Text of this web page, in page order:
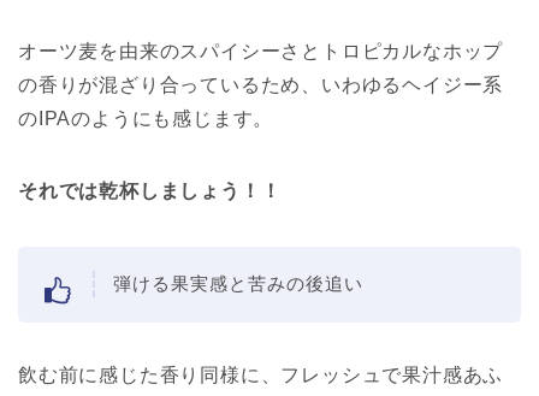
オーツ麦を由来のスパイシーさとトロピカルなホップ
の香りが混ざり合っているため、いわゆるヘイジー系
のIPAのようにも感じます。
それでは乾杯しましょう！！
弾ける果実感と苦みの後追い
飲む前に感じた香り同様に、フレッシュで果汁感あふ